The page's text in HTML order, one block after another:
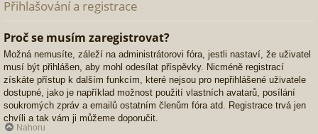
Přihlašování a registrace
Proč se musím zaregistrovat?
Možná nemusíte, záleží na administrátorovi fóra, jestli nastaví, že uživatel
musí být přihlášen, aby mohl odesílat příspěvky. Nicméně registrací
získáte přístup k dalším funkcím, které nejsou pro nepřihlášené uživatele
dostupné, jako je například možnost použití vlastních avatarů, posílání
soukromých zpráv a emailů ostatním členům fóra atd. Registrace trvá jen
chvíli a tak vám ji můžeme doporučit.
Nahoru